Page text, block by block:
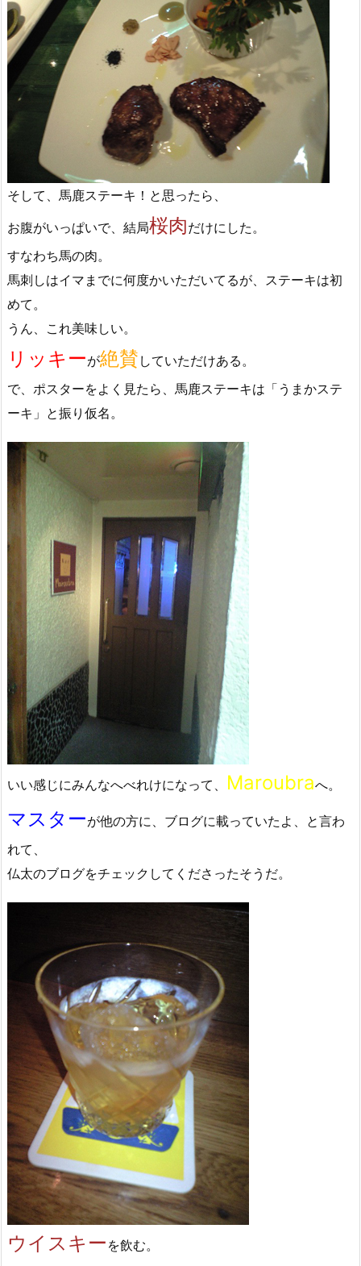
そして、馬鹿ステーキ！と思ったら、
お腹がいっぱいで、結局桜肉だけにした。
すなわち馬の肉。
馬刺しはイマまでに何度かいただいてるが、ステーキは初
めて。
うん、これ美味しい。
リッキーが絶賛 していただけある。
で、ポスターをよく見たら、馬鹿ステーキは「うまかステ
ーキ」と振り仮名。
いい感じにみんなへべれけになって、 Maroubraへ。
マスターが他の方に、ブログに載っていたよ、と言わ
れて、
仏太のブログをチェックしてくださったそうだ。
ウイスキー を飲む。